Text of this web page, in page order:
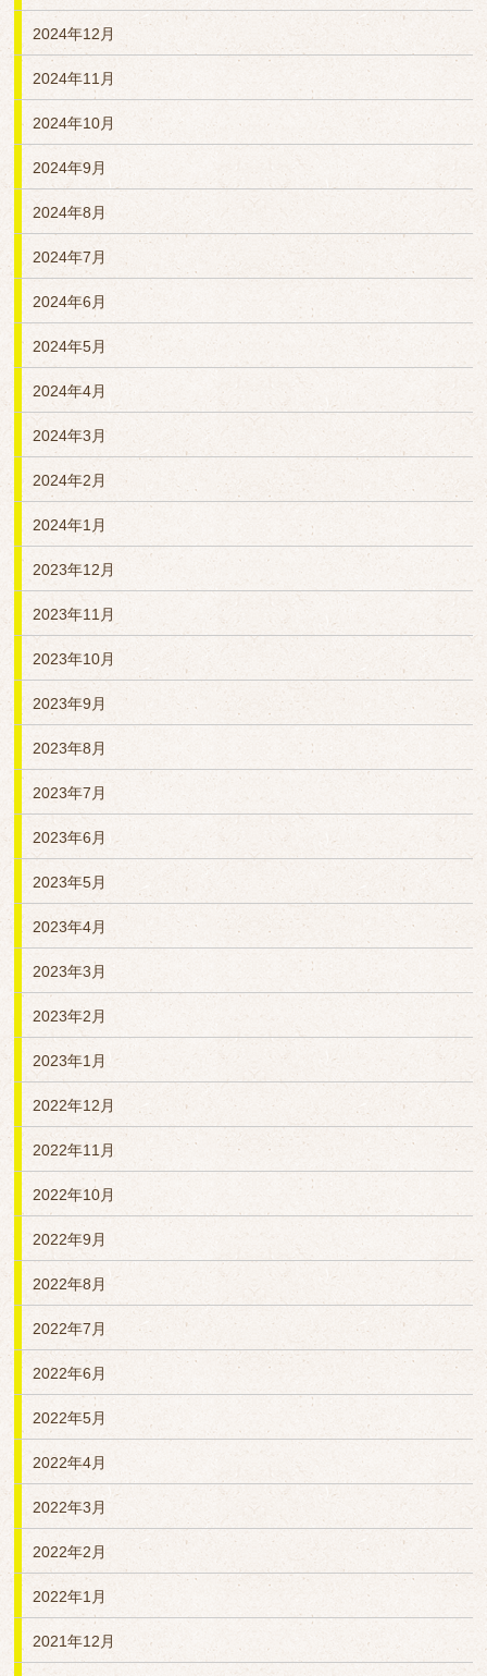
2024年12月
2024年11月
2024年10月
2024年9月
2024年8月
2024年7月
2024年6月
2024年5月
2024年4月
2024年3月
2024年2月
2024年1月
2023年12月
2023年11月
2023年10月
2023年9月
2023年8月
2023年7月
2023年6月
2023年5月
2023年4月
2023年3月
2023年2月
2023年1月
2022年12月
2022年11月
2022年10月
2022年9月
2022年8月
2022年7月
2022年6月
2022年5月
2022年4月
2022年3月
2022年2月
2022年1月
2021年12月